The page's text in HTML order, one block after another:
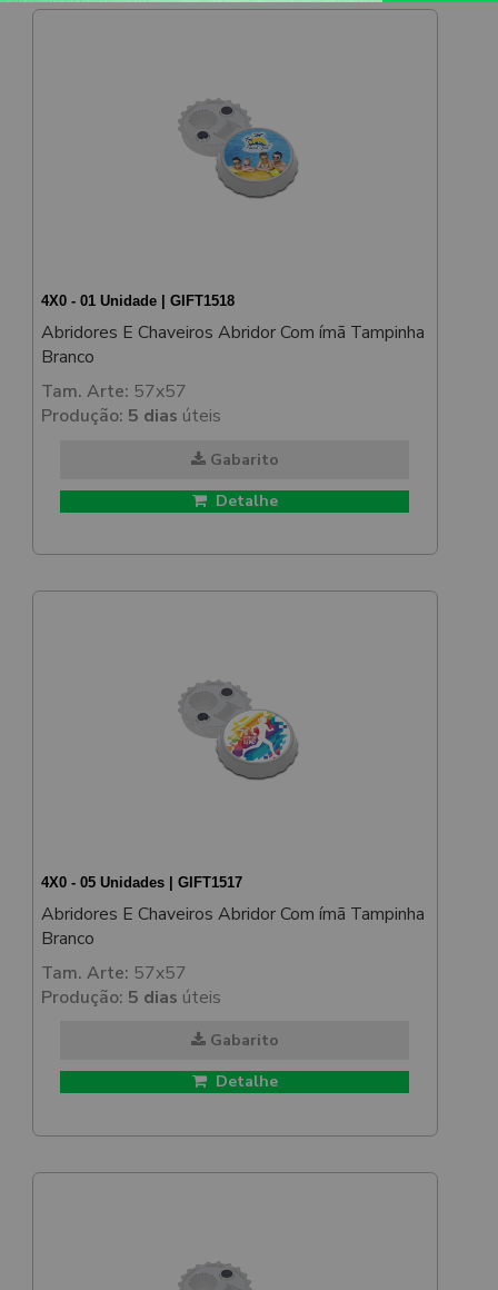
4X0 - 01 Unidade | GIFT1518
Abridores E Chaveiros Abridor Com ímã Tampinha
Branco
Tam. Arte: 57x57
Produção: 5 dias úteis
Gabarito
Detalhe
4X0 - 05 Unidades | GIFT1517
Abridores E Chaveiros Abridor Com ímã Tampinha
Branco
Tam. Arte: 57x57
Produção: 5 dias úteis
Gabarito
Detalhe